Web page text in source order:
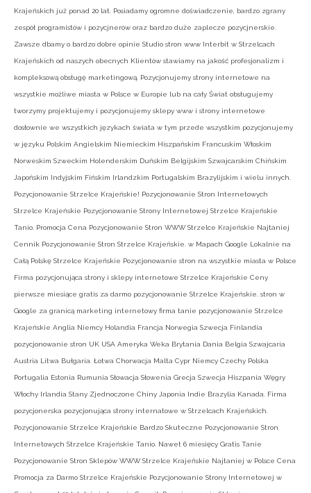
Krajeńskich już ponad 20 lat. Posiadamy ogromne doświadczenie, bardzo zgrany
zespół programistów i pozycjnerów oraz bardzo duże zaplecze pozycjnerskie.
Zawsze dbamy o bardzo dobre opinie Studio stron www Interbit w Strzelcach
Krajeńskich od naszych obecnych Klientów stawiamy na jakość profesjonalizm i
kompleksową obsługę marketingową. Pozycjonujemy strony internetowe na
wszystkie możliwe miasta w Polsce w Europie lub na cały Świat obsługujemy
tworzymy projektujemy i pozycjonujemy sklepy www i strony internetowe
dosłownie we wszystkich językach świata w tym przede wszystkim pozycjonujemy
w języku Polskim Angielskim Niemieckim Hiszpańskim Francuskim Włoskim
Norweskim Szweckim Holenderskim Duńskim Belgijskim Szwajcarskim Chińskim
Japońskim Indyjskim Fińskim Irlandzkim Portugalskim Brazylijskim i wielu innych.
Pozycjonowanie Strzelce Krajeńskie! Pozycjonowanie Stron Internetowych
Strzelce Krajeńskie Pozycjonowanie Strony Internetowej Strzelce Krajeńskie
Tanio. Promocja Cena Pozycjonowanie Stron WWW Strzelce Krajeńskie Najtaniej
Cennik Pozycjonowanie Stron Strzelce Krajeńskie. w Mapach Google Lokalnie na
Całą Polskę Strzelce Krajeńskie Pozycjonowanie stron na wszystkie miasta w Polsce
Firma pozycjonująca strony i sklepy internetowe Strzelce Krajeńskie Ceny
pierwsze miesiące gratis za darmo pozycjonowanie Strzelce Krajeńskie. stron w
Google za granicą marketing internetowy firma tanie pozycjonowanie Strzelce
Krajeńskie Anglia Niemcy Holandia Francja Norwegia Szwecja Finlandia
pozycjonowanie stron UK USA Ameryka Weka Brytania Dania Belgia Szwajcaria
Austria Litwa Bułgaria. Łotwa Chorwacja Malta Cypr Niemcy Czechy Polska
Portugalia Estonia Rumunia Słowacja Słowenia Grecja Szwecja Hiszpania Węgry
Włochy Irlandia Stany Zjednoczone Chiny Japonia Indie Brazylia Kanada. Firma
pozycjonerska pozycjonująca strony internatowe w Strzelcach Krajeńskich.
Pozycjonowanie Strzelce Krajeńskie Bardzo Skuteczne Pozycjonowanie Stron
Internetowych Strzelce Krajeńskie Tanio. Nawet 6 miesięcy Gratis Tanie
Pozycjonowanie Stron Sklepów WWW Strzelce Krajeńskie Najtaniej w Polsce Cena
Promocja za Darmo Strzelce Krajeńskie Pozycjonowanie Strony Internetowej w